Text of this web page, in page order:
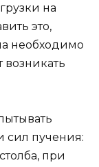
на
это,
необходимо
возникать
сил пучения:
при